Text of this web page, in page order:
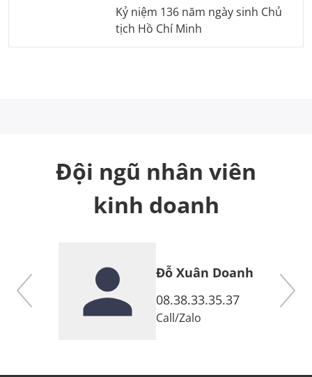
Kỷ niệm 136 năm ngày sinh Chủ
tịch Hồ Chí Minh
Đội ngũ nhân viên
kinh doanh
Đỗ Xuân Doanh
08.38.33.35.37
Call/Zalo